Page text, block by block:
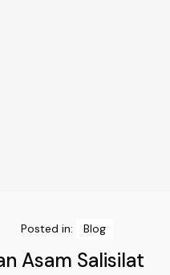
Posted in: Blog
Asam Salisilat